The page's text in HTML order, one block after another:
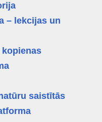
– lekcijas un
saistītās